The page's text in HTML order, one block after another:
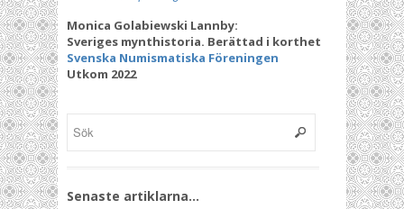
Monica Golabiewski Lannby:
Sveriges mynthistoria. Berättad i korthet
Svenska Numismatiska Föreningen
Utkom 2022
Senaste artiklarna…